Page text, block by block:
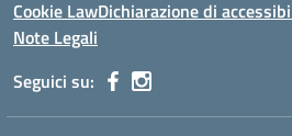
Cookie LawDichiarazione di
Note Legali
Seguici su: